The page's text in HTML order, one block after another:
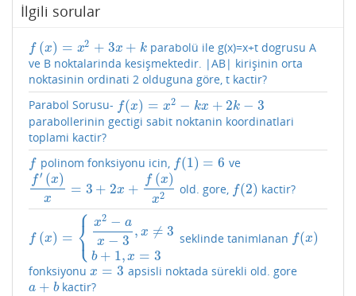
İlgili sorular
f (x) = x2 + 3x + k
f(x)=x +3 x+k
parabolü ile g(x)=x+t dogrusu A
ve B noktalarinda kesişmektedir. |AB| kirişinin orta
noktasinin ordinati 2 olduguna göre, t kactir?
Parabol Sorusu- f(x) = x2 − kx + 2k − 3
f(x)=x 2−k x+2k− 3
parabollerinin gectigi sabit noktanin koordinatlari
toplami kactir?
f
f polinom fonksiyonu icin, f(1) = 6
f(1)=6 ve
f′ (x)
x
= 3 + 2x +
f (x)
x2
f′(x)x=3 2x +f (x) x2 old. gore, f(2)
f(2) kactir?
f (x) = ⎧
⎩
⎨ x2 − a
x − 3
, x ≠ 3
b + 1, x = 3
f(x)={x 2− x ,x ≠3 b+ 1 x= 3 seklinde tanimlanan f(x)
f(x)
fonksiyonu x = 3
x= 3 apsisli noktada sürekli old. gore
a + b
a+b kactir?